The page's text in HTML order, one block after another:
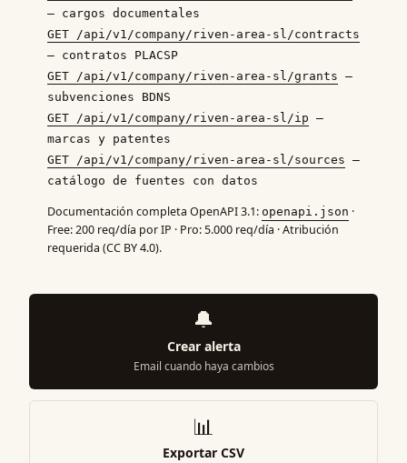
— cargos documentales
GET /api/v1/company/riven-area-sl/contracts
— contratos PLACSP
GET /api/v1/company/riven-area-sl/grants —
subvenciones BDNS
GET /api/v1/company/riven-area-sl/ip —
marcas y patentes
GET /api/v1/company/riven-area-sl/sources —
catálogo de fuentes con datos
Documentación completa OpenAPI 3.1: openapi.json ·
Free: 200 req/día por IP · Pro: 5.000 req/día · Atribución
requerida (CC BY 4.0).
🔔
Crear alerta
Email cuando haya cambios
📊
Exportar CSV